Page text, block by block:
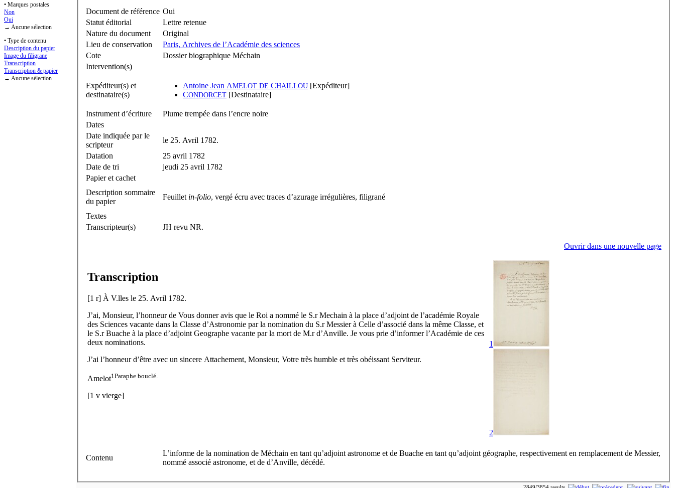
• Marques postales
Non
Oui
→ Aucune sélection
• Type de contenu
Description du papier
Image du filigrane
Transcription
Transcription & papier
→ Aucune sélection
Document de référence Oui
Statut éditorial
Lettre retenue
Nature du document
Original
Lieu de conservation
Paris, Archives de l’Académie des sciences
Cote
Dossier biographique Méchain
Intervention(s)
Expéditeur(s) et
destinataire(s)
Antoine Jean AMELOT DE CHAILLOU [Expéditeur]
CONDORCET [Destinataire]
Instrument d’écriture
Plume trempée dans l’encre noire
Dates
Date indiquée par le
scripteur
le 25. Avril 1782.
Datation
25 avril 1782
Date de tri
jeudi 25 avril 1782
Papier et cachet
Description sommaire
du papier
Feuillet in-folio, vergé écru avec traces d’azurage irrégulières, filigrané
Textes
Transcripteur(s)
JH revu NR.
Ouvrir dans une nouvelle page
Transcription
[1 r] À V.lles le 25. Avril 1782.
J’ai, Monsieur, l’honneur de Vous donner avis que le Roi a nommé le S.rMechain à la place d’adjoint de l’académie Royale
des Sciences vacante dans la Classe d’Astronomie par la nomination du S.rMessier à Celle d’associé dans la même Classe, et
le S.rBuache à la place d’adjoint Geographe vacante par la mort de M.rd’Anville. Je vous prie d’informer l’Académie de ces
deux nominations.
J’ai l’honneur d’être avec un sincere Attachement, Monsieur, Votre très humble et très obéissant Serviteur.
Amelot1 Paraphe bouclé.
[1 v vierge]
1
2
Contenu
L’informe de la nomination de Méchain en tant qu’adjoint astronome et de Buache en tant qu’adjoint géographe, respectivement en remplacement de Messier,
nommé associé astronome, et de d’Anville, décédé.